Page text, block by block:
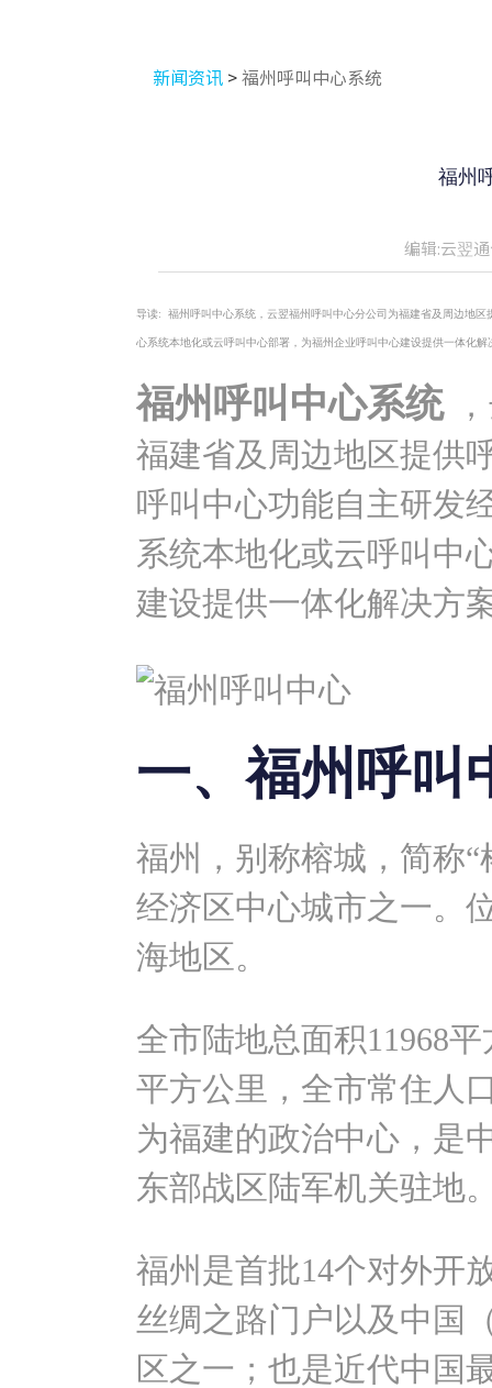
新闻资讯 > 福州呼叫中心系统
福州
编辑:云翌
导读: 福州呼叫中心系统，云翌福州呼叫中心分公司为福建省及周边地
心系统本地化或云呼叫中心部署，为福州企业呼叫中心建设提供一体化解
福州呼叫中心系统
福建省及周边地区提供
呼叫中心功能自主研发
系统本地化或云呼叫中
建设提供一体化解决方
一、福州呼叫
福州，别称榕城，简称
经济区中心城市之一。
海地区。
全市陆地总面积11968
平方公里，全市常住人
为福建的政治中心，是
东部战区陆军机关驻地
福州是首批14个对外开
丝绸之路门户以及中国
区之一；也是近代中国